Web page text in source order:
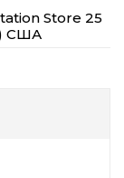
Store 25
США